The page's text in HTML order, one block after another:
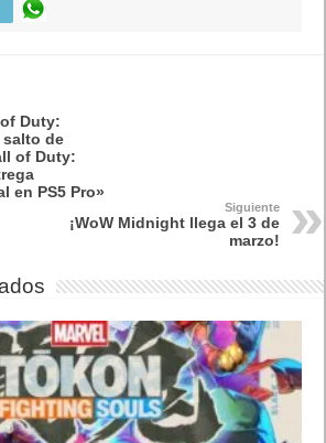
Duty:
salto de
of Duty:
en PS5 Pro»
Siguiente
¡WoW Midnight llega el 3 de
marzo!